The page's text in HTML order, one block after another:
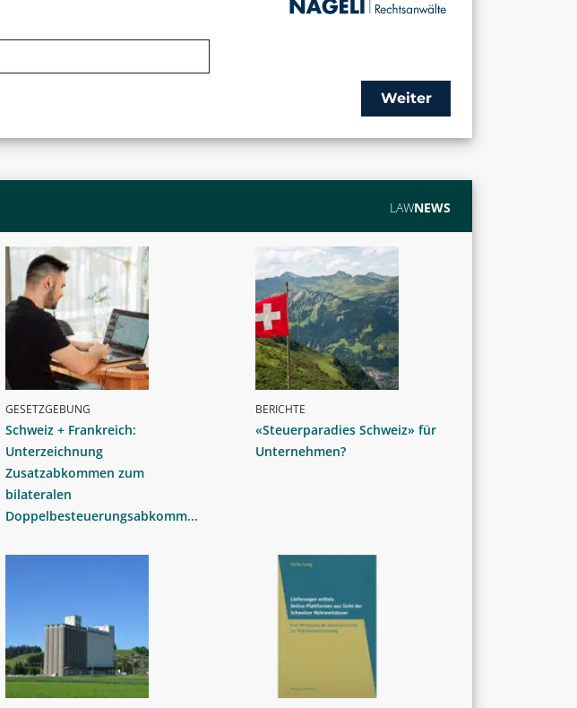
Weiter
LAWNEWS
GESETZGEBUNG
Schweiz + Frankreich:
Unterzeichnung
Zusatzabkommen zum
bilateralen
Doppelbesteuerungsabkomm...
BERICHTE
«Steuerparadies Schweiz» für
Unternehmen?